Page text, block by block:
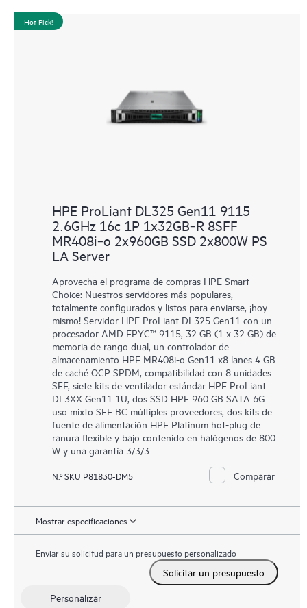
Hot Pick!
HPE ProLiant DL325 Gen11 9115
2.6GHz 16c 1P 1x32GB‑R 8SFF
MR408i‑o 2x960GB SSD 2x800W PS
LA Server
Aprovecha el programa de compras HPE Smart
Choice: Nuestros servidores más populares,
totalmente configurados y listos para enviarse, ¡hoy
mismo! Servidor HPE ProLiant DL325 Gen11 con un
procesador AMD EPYC™ 9115, 32 GB (1 x 32 GB) de
memoria de rango dual, un controlador de
almacenamiento HPE MR408i-o Gen11 x8 lanes 4 GB
de caché OCP SPDM, compatibilidad con 8 unidades
SFF, siete kits de ventilador estándar HPE ProLiant
DL3XX Gen11 1U, dos SSD HPE 960 GB SATA 6G
uso mixto SFF BC múltiples proveedores, dos kits de
fuente de alimentación HPE Platinum hot-plug de
ranura flexible y bajo contenido en halógenos de 800
W y una garantía 3/3/3
N.º SKU P81830-DM5 Comparar
Mostrar especificaciones
Enviar su solicitud para un presupuesto personalizado
Solicitar un presupuesto
Personalizar